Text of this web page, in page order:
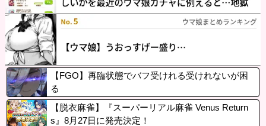
【FGO】再臨状態でバフ受けれる受けれないが困
る
【脱衣麻雀】『スーパーリアル麻雀 Venus Return
s』8月27日に発売決定！